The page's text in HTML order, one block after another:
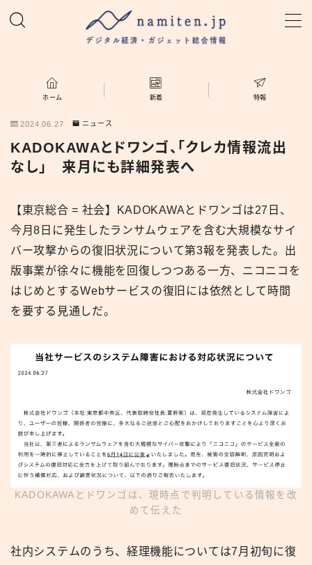
ホーム
新着
namiten.jp
ホーム 新着 特報
2024.06.27 ニュース
KADOKAWAとドワンゴ、「クレカ情報流出
なし」 来月にも詳細発表へ
【東京総合 = 社会】KADOKAWAとドワンゴは27日、
今月8日に発生したランサムウェアを含む大規模なサイ
バー攻撃からの復旧状況について第3報を発表した。出
版事業が徐々に機能を回復しつつある一方、ニコニコを
はじめとするWebサービスの復旧には依然として時間
を要する見通しだ。
KADOKAWAとドワンゴは、現時点で判明している情報を改
めて伝えた
社内システムのうち、経理機能については7月初旬に復